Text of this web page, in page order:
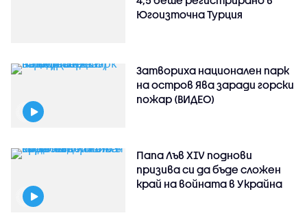
Югоизточна Турция
Затвориха национален парк
на остров Ява заради горски
пожар (ВИДЕО)
Папа Лъв XIV поднови
призива си да бъде сложен
край на войната в Украйна